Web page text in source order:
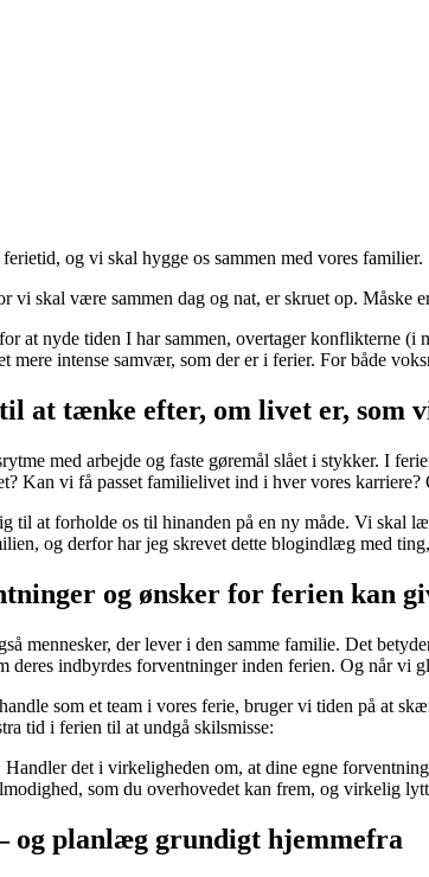
og vi skal hygge os sammen med vores familier.
vi skal være sammen dag og nat, er skruet op. Måske
at nyde tiden I har sammen, overtager konflikterne
mere intense samvær, som der er i ferier. For både
at tænke efter, om livet er, som
med arbejde og faste gøremål slået i stykker. I
Kan vi få passet familielivet ind i hver vores
til at forholde os til hinanden på en ny måde. Vi skal
og derfor har jeg skrevet dette blogindlæg med
og ønsker for ferien kan
mennesker, der lever i den samme familie. Det
deres indbyrdes forventninger inden ferien. Og når vi
som et team i vores ferie, bruger vi tiden på at
tid i ferien til at undgå skilsmisse:
det i virkeligheden om, at dine egne
som du overhovedet kan frem, og virkelig
og planlæg grundigt hjemmefra